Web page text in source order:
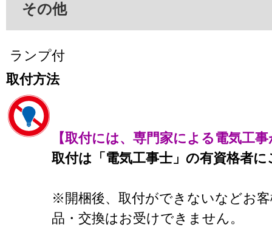
その他
ランプ付
取付方法
【取付には、専門家による電気工
取付は「電気工事士」の有資格者
※開梱後、取付ができないなどお
品・交換はお受けできません。